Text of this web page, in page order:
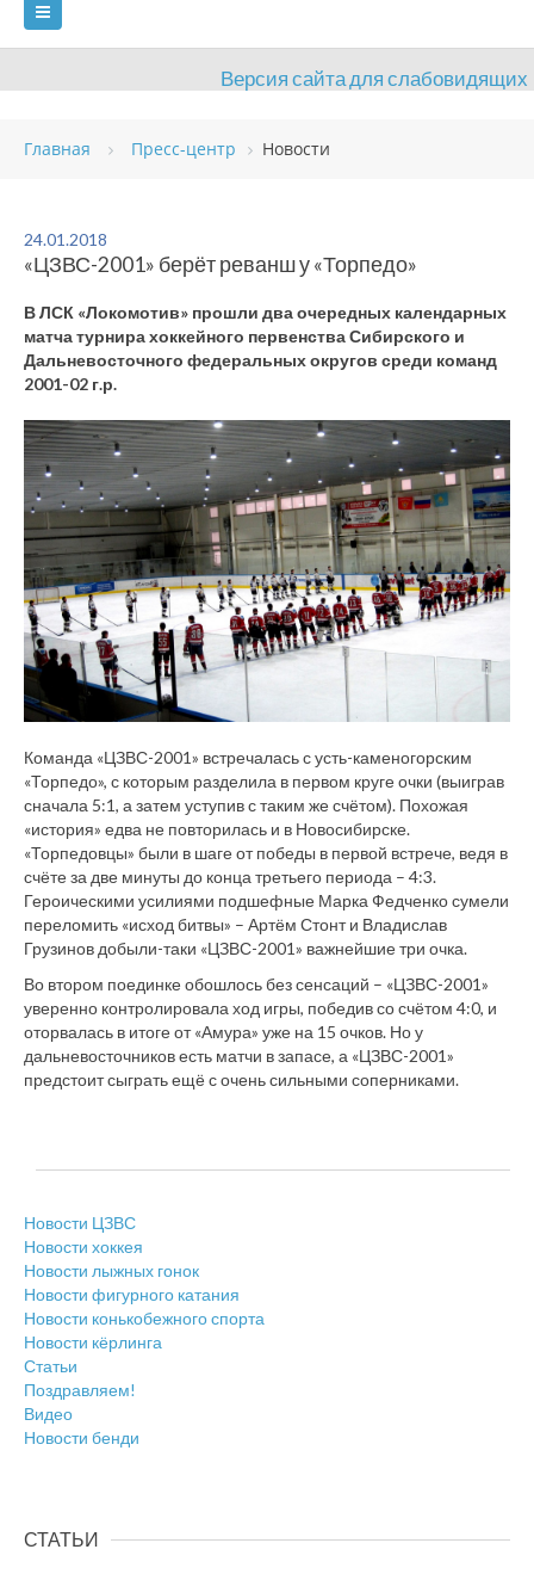
Версия сайта для слабовидящих
ГЛАВНАЯ
ВИДЫ СПОРТА
ОЦЕНКА КАЧЕСТВА ОБРАЗОВАНИЯ ВАКАНСИИ
ПЛАТНЫЕ УСЛУГИ
Главная Пресс-центр Новости
24.01.2018
«ЦЗВС-2001» берёт реванш у «Торпедо»
В ЛСК «Локомотив» прошли два очередных календарных
матча турнира хоккейного первенства Сибирского и
Дальневосточного федеральных округов среди команд
2001-02 г.р.
Команда «ЦЗВС-2001» встречалась с усть-каменогорским
«Торпедо», с которым разделила в первом круге очки (выиграв
сначала 5:1, а затем уступив с таким же счётом). Похожая
«история» едва не повторилась и в Новосибирске.
«Торпедовцы» были в шаге от победы в первой встрече, ведя в
счёте за две минуты до конца третьего периода – 4:3.
Героическими усилиями подшефные Марка Федченко сумели
переломить «исход битвы» – Артём Стонт и Владислав
Грузинов добыли-таки «ЦЗВС-2001» важнейшие три очка.
Во втором поединке обошлось без сенсаций – «ЦЗВС-2001»
уверенно контролировала ход игры, победив со счётом 4:0, и
оторвалась в итоге от «Амура» уже на 15 очков. Но у
дальневосточников есть матчи в запасе, а «ЦЗВС-2001»
предстоит сыграть ещё с очень сильными соперниками.
Новости ЦЗВС
Новости хоккея
Новости лыжных гонок
Новости фигурного катания
Новости конькобежного спорта
Новости кёрлинга
Статьи
Поздравляем!
Видео
Новости бенди
СТАТЬИ